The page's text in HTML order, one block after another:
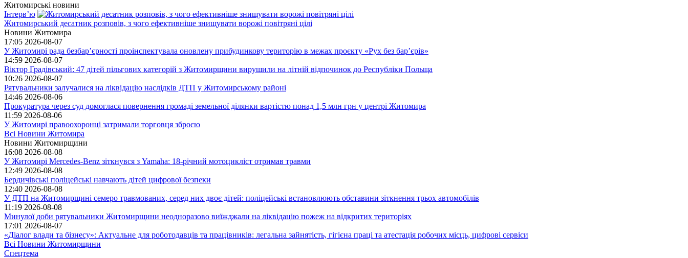
Житомирські новини
Інтерв’ю
Житомирський десатник розповів, з чого ефективніше знищувати ворожі повітряні цілі
Новини Житомира
17:05 2026-08-07
У Житомирі рада безбар’єрності проінспектувала оновлену прибудинкову територію в межах проєкту «Рух без бар’єрів»
14:59 2026-08-07
Віктор Градівський: 47 дітей пільгових категорій з Житомирщини вирушили на літній відпочинок до Республіки Польща
10:26 2026-08-07
Рятувальники залучалися на ліквідацію наслідків ДТП у Житомирському районі
14:46 2026-08-06
Прокуратура через суд домоглася повернення громаді земельної ділянки вартістю понад 1,5 млн грн у центрі Житомира
11:59 2026-08-06
У Житомирі правоохоронці затримали торговця зброєю
Всі Новини Житомира
Новини Житомирщини
16:08 2026-08-08
У Житомирі Mercedes-Benz зіткнувся з Yamaha: 18-річний мотоцикліст отримав травми
12:49 2026-08-08
Бердичівські поліцейські навчають дітей цифрової безпеки
12:40 2026-08-08
У ДТП на Житомирщині семеро травмованих, серед них двоє дітей: поліцейські встановлюють обставини зіткнення трьох автомобілів
11:19 2026-08-08
Минулої доби рятувальники Житомирщини неодноразово виїжджали на ліквідацію пожеж на відкритих територіях
17:01 2026-08-07
«Діалог влади та бізнесу»: Актуальне для роботодавців та працівників: легальна зайнятість, гігієна праці та атестація робочих місць, цифрові сервіси
Всі Новини Житомирщини
Спецтема